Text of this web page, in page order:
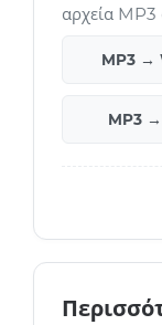
αρχεία MP3
MP3 →
MP3